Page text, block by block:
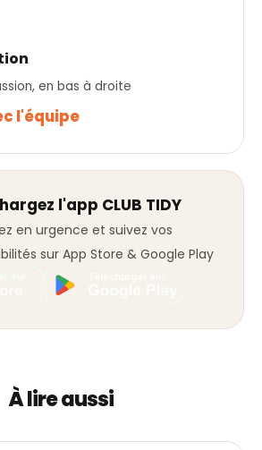
en bas à droite
l'équipe
l'app CLUB TIDY
en urgence et suivez vos
sur App Store & Google Play
À lire aussi